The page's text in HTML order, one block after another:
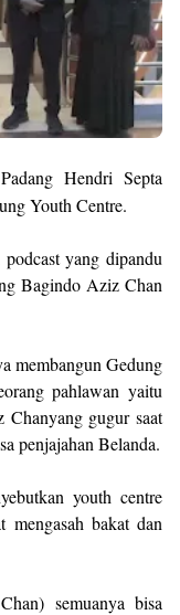
Hendri Septa
Youth Centre.
yang dipandu
Bagindo Aziz Chan
membangun Gedung
pahlawan yaitu
gugur saat
penjajahan Belanda.
youth centre
mengasah bakat dan
semuanya bisa